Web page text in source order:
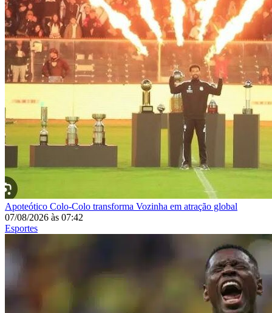
Apoteótico Colo-Colo transforma Vozinha em atração global
07/08/2026 às 07:42
Esportes